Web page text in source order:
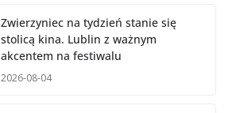
Zwierzyniec na tydzień stanie się
stolicą kina. Lublin z ważnym
akcentem na festiwalu
2026-08-04